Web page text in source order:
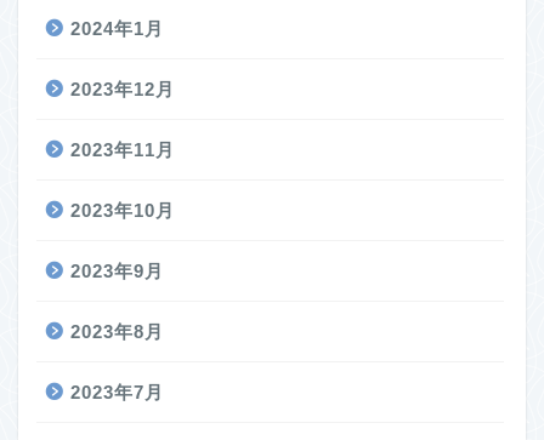
2024年1月
2023年12月
2023年11月
2023年10月
2023年9月
2023年8月
2023年7月